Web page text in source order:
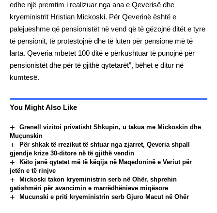
edhe një premtim i realizuar nga ana e Qeverisë dhe
kryeministrit Hristian Mickoski. Për Qeverinë është e
palejueshme që pensionistët në vend që të gëzojnë ditët e tyre
të pensionit, të protestojnë dhe të luten për pensione më të
larta. Qeveria mbetet 100 ditë e përkushtuar të punojnë për
pensionistët dhe për të gjithë qytetarët”, bëhet e ditur në
kumtesë.
You Might Also Like
Grenell vizitoi privatisht Shkupin, u takua me Mickoskin dhe
Muçunskin
Për shkak të rrezikut të shtuar nga zjarret, Qeveria shpall
gjendje krize 30-ditore në të gjithë vendin
Këto janë qytetet më të këqija në Maqedoninë e Veriut për
jetën e të rinjve
Mickoski takon kryeministrin serb në Ohër, shprehin
gatishmëri për avancimin e marrëdhënieve miqësore
Mucunski e priti kryeministrin serb Gjuro Macut në Ohër